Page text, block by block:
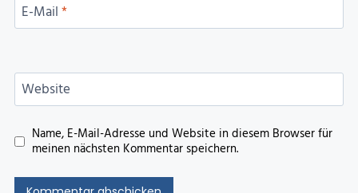
E-Mail*
Website
Name, E-Mail-Adresse und Website in diesem Browser für
meinen nächsten Kommentar speichern.